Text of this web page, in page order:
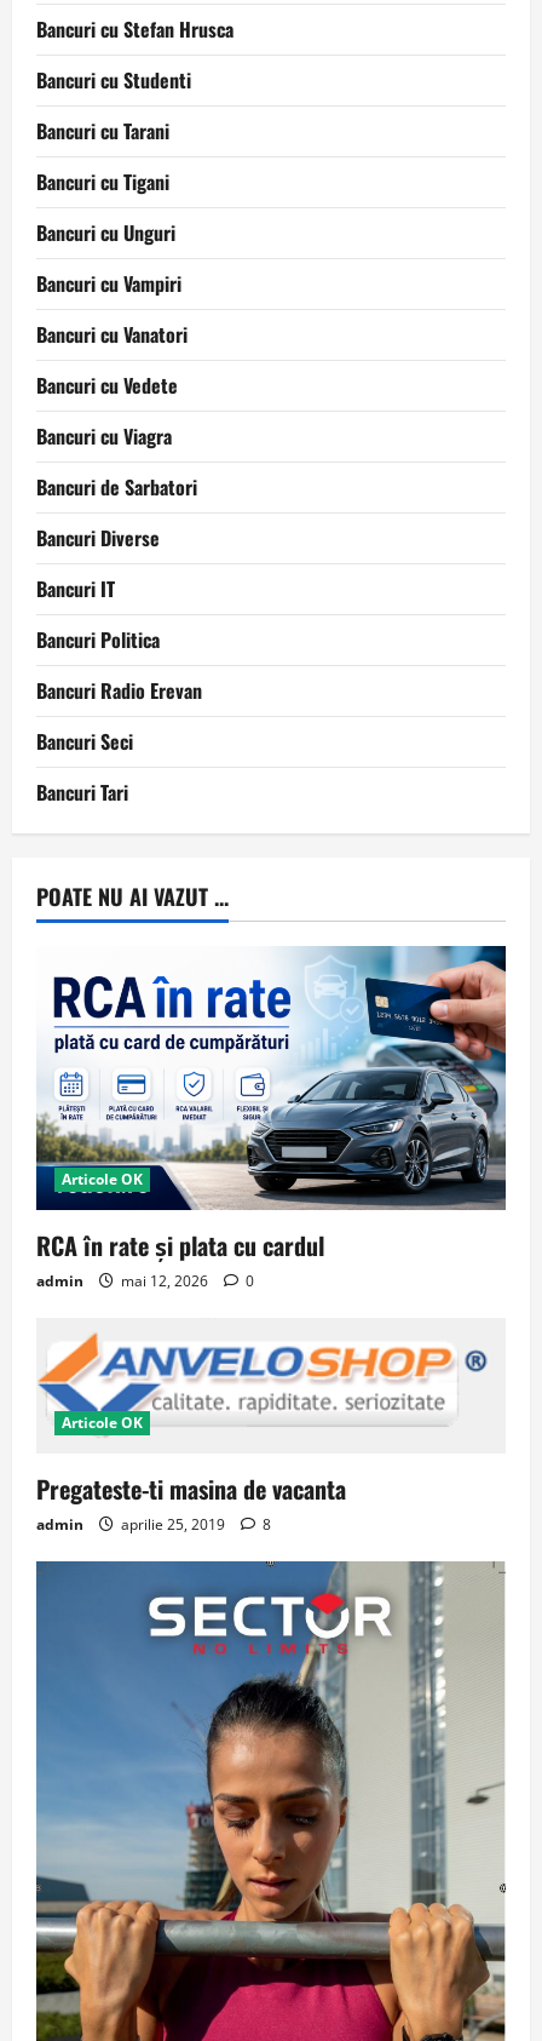
Bancuri cu Stefan Hrusca
Bancuri cu Studenti
Bancuri cu Tarani
Bancuri cu Tigani
Bancuri cu Unguri
Bancuri cu Vampiri
Bancuri cu Vanatori
Bancuri cu Vedete
Bancuri cu Viagra
Bancuri de Sarbatori
Bancuri Diverse
Bancuri IT
Bancuri Politica
Bancuri Radio Erevan
Bancuri Seci
Bancuri Tari
POATE NU AI VAZUT ...
Articole OK
RCA în rate și plata cu cardul
admin mai 12, 2026 0
Articole OK
Pregateste-ti masina de vacanta
admin aprilie 25, 2019 8